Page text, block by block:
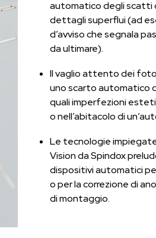
automatico degli scatti
dettagli superflui (ad
d’avviso che segnala
da ultimare).
Il vaglio attento dei
uno scarto automatico
quali imperfezioni
o nell’abitacolo di
Le tecnologie
Vision da Spindox
dispositivi automatici
o per la correzione di
di montaggio.